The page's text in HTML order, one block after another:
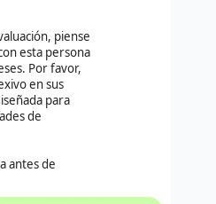
piense
esta persona
Por favor,
en sus
para
de
antes de